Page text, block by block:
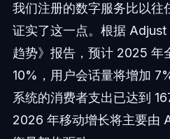
我们注册的数字服务比以往
证实了这一点。根据
趋势》报告，预计 2025 年
10%，用户会话量将增加
系统的消费者支出已达到
2026 年移动增长将主要由